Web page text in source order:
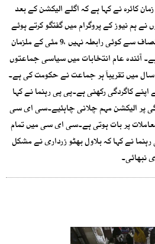
کائرہ نے کہا ہے کہ اگلے الیکشن کے بعد
نے ہم نیوز کے پروگرام میں گفتگو کرتے ہوئے
کہا ہے کہ پیپلز پارٹی کا تحریک انصاف سے کوئی رابطہ نہیں ،9 مئی کے ملزمان
آئندہ عام انتخابات میں سیاسی جماعتوں
کا آپس میں مقابلہ ہوگا۔گذشتہ 5 سال میں تقریباَ ہر جماعت نے حکومت کی ہے۔
کاگردگی رکھنی ہے۔پی پی رہنما نے کہا
پر الیکشن مہم چلانی چاہئیے۔سی ای سی
پر بات ہوتی ہے۔سی ای سی میں تمام
نے کہا کہ بلاول بھٹو زرداری نے مشکل
نبھائی۔